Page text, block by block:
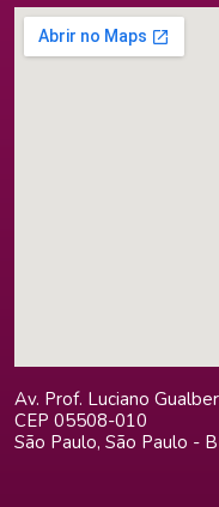
Av. Prof. Luciano
CEP 05508-010
São Paulo, São Paulo -